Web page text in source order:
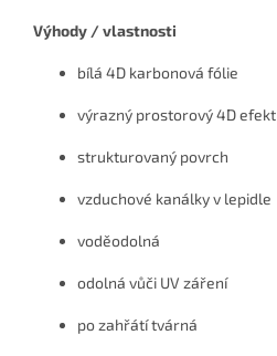
Výhody / vlastnosti
bílá 4D karbonová fólie
výrazný prostorový 4D efekt
strukturovaný povrch
vzduchové kanálky v lepidle
voděodolná
odolná vůči UV záření
po zahřátí tvárná